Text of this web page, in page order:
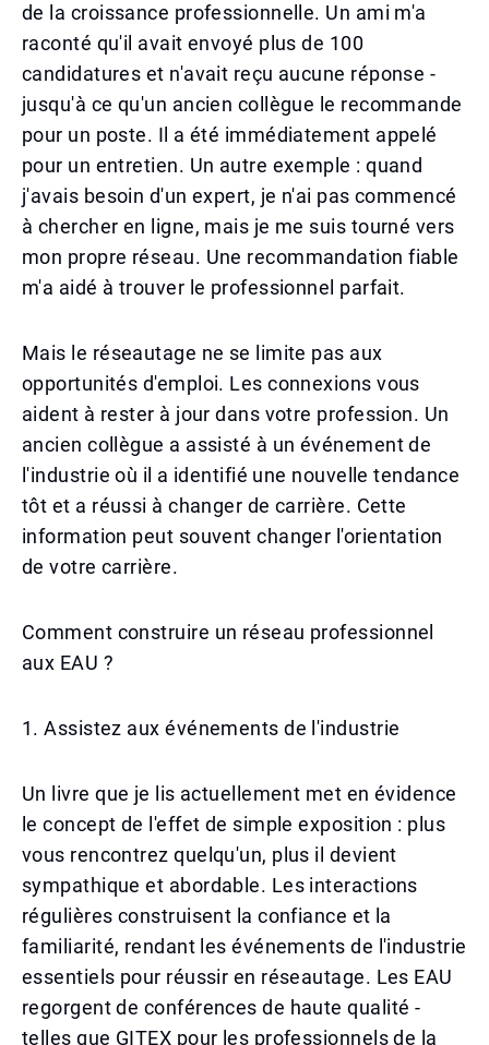
de la croissance professionnelle. Un ami m'a
raconté qu'il avait envoyé plus de 100
candidatures et n'avait reçu aucune réponse -
jusqu'à ce qu'un ancien collègue le recommande
pour un poste. Il a été immédiatement appelé
pour un entretien. Un autre exemple : quand
j'avais besoin d'un expert, je n'ai pas commencé
à chercher en ligne, mais je me suis tourné vers
mon propre réseau. Une recommandation fiable
m'a aidé à trouver le professionnel parfait.
Mais le réseautage ne se limite pas aux
opportunités d'emploi. Les connexions vous
aident à rester à jour dans votre profession. Un
ancien collègue a assisté à un événement de
l'industrie où il a identifié une nouvelle tendance
tôt et a réussi à changer de carrière. Cette
information peut souvent changer l'orientation
de votre carrière.
Comment construire un réseau professionnel
aux EAU ?
1. Assistez aux événements de l'industrie
Un livre que je lis actuellement met en évidence
le concept de l'effet de simple exposition : plus
vous rencontrez quelqu'un, plus il devient
sympathique et abordable. Les interactions
régulières construisent la confiance et la
familiarité, rendant les événements de l'industrie
essentiels pour réussir en réseautage. Les EAU
regorgent de conférences de haute qualité -
telles que GITEX pour les professionnels de la